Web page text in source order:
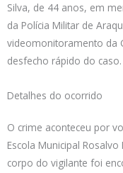
Silva, de 44 anos, em
da Polícia Militar de
videomonitoramento da
desfecho rápido do caso.
Detalhes do ocorrido
O crime aconteceu por
Escola Municipal
corpo do vigilante foi